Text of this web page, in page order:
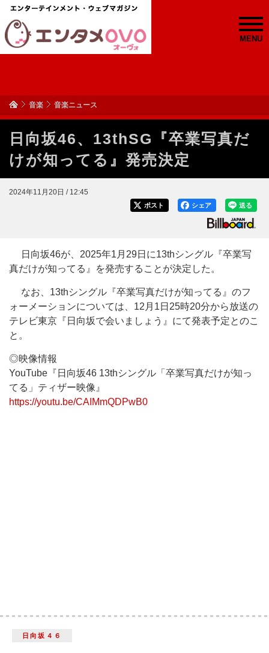
MENU
音楽 音楽ニュース
日向坂46、13thSG『卒業写真だ
けが知ってる』発売決定
2024年11月20日 / 12:45
送る
シェア
ポスト
日向坂46が、2025年1月29日に13thシングル『卒業写
真だけが知ってる』を発売することが決定した。
なお、13thシングル『卒業写真だけが知ってる』のフ
ォーメーションについては、12月1日25時20分から放送の
テレビ東京『日向坂で会いましょう』にて発表予定とのこ
と。
◎映像情報
YouTube『日向坂46 13thシングル「卒業写真だけが知っ
てる」ティザー映像』
https://youtu.be/CAIMmQDPwB0
日向坂４６